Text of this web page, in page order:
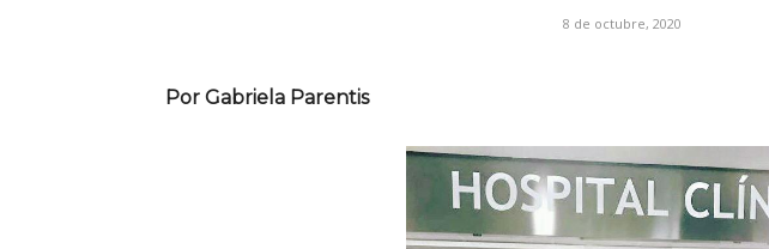
8 de octubre, 2020
Por Gabriela Parentis